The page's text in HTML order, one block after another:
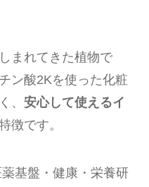
まれてきた植物で
ン酸2Kを使った化粧
、 安心して使えるイ
徴です。
基盤・健康・栄養研